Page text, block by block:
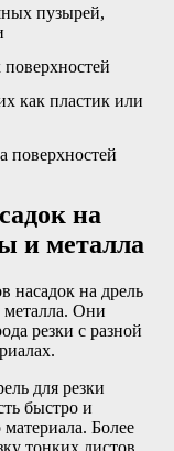
пузырей,
как пластик или
поверхностей
на
и металла
насадок на дрель
металла. Они
резки с разной
для резки
быстро и
Более
тонких листов